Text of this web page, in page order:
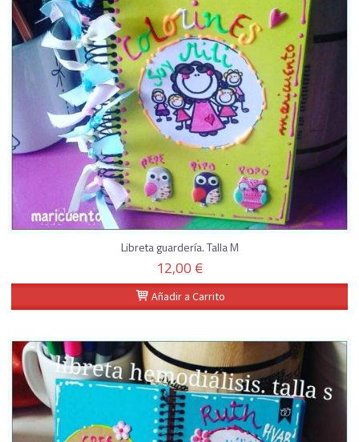
Libreta guardería. Talla M
12,00 €
Añadir a Carrito